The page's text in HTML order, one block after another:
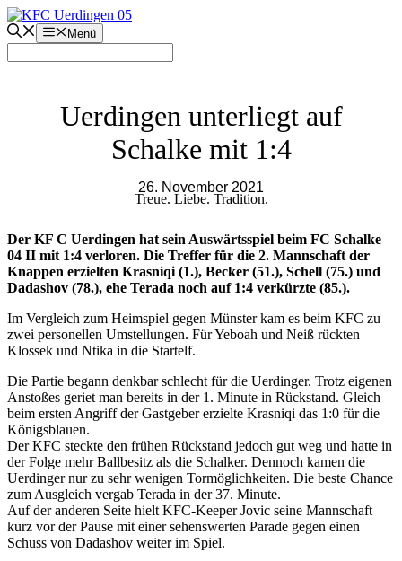
Zum
Inhalt
springen
Menü
Uerdingen unterliegt auf
Schalke mit 1:4
26. November 2021
Treue. Liebe. Tradition.
Der KF C Uerdingen hat sein Auswärtsspiel beim FC Schalke
04 II mit 1:4 verloren. Die Treffer für die 2. Mannschaft der
Knappen erzielten Krasniqi (1.), Becker (51.), Schell (75.) und
Dadashov (78.), ehe Terada noch auf 1:4 verkürzte (85.).
Im Vergleich zum Heimspiel gegen Münster kam es beim KFC zu
zwei personellen Umstellungen. Für Yeboah und Neiß rückten
Klossek und Ntika in die Startelf.
Die Partie begann denkbar schlecht für die Uerdinger. Trotz eigenen
Anstoßes geriet man bereits in der 1. Minute in Rückstand. Gleich
beim ersten Angriff der Gastgeber erzielte Krasniqi das 1:0 für die
Königsblauen.
Der KFC steckte den frühen Rückstand jedoch gut weg und hatte in
der Folge mehr Ballbesitz als die Schalker. Dennoch kamen die
Uerdinger nur zu sehr wenigen Tormöglichkeiten. Die beste Chance
zum Ausgleich vergab Terada in der 37. Minute.
Auf der anderen Seite hielt KFC-Keeper Jovic seine Mannschaft
kurz vor der Pause mit einer sehenswerten Parade gegen einen
Schuss von Dadashov weiter im Spiel.